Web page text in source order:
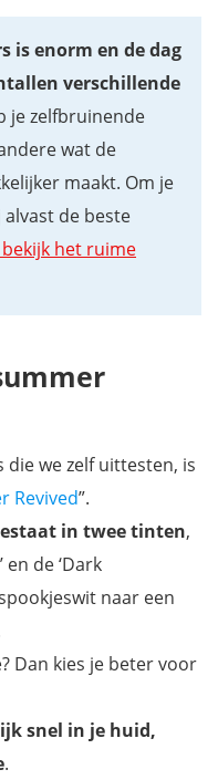
Zelfbruiner
Spray Zelfbruiner
lotion
dan in de zon liggen?
en reisapotheek
is enorm en de dag
verschillende
je zelfbruinende
wat de
maakt. Om je
de beste
bekijk het ruime
we zelf uittesten, is
Revived”.
in twee tinten,
en de ‘Dark
naar een
Dan kies je beter voor
snel in je huid,
.